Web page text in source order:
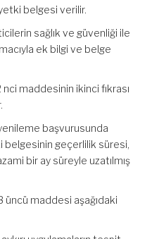
belgesi verilir.
sağlık ve güvenliği ile
ek bilgi ve belge
nci maddesinin ikinci fıkrası
başvurusunda
belgesinin geçerlilik süresi,
bir ay süreyle uzatılmış
üncü maddesi aşağıdaki